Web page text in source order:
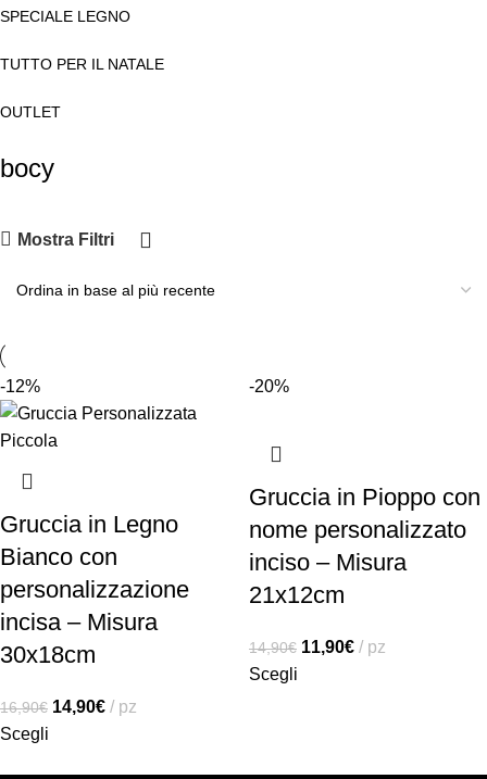
SPECIALE LEGNO
TUTTO PER IL NATALE
OUTLET
bocy
Mostra Filtri
-12%
Gruccia in Legno
Bianco con
personalizzazione
incisa – Misura
30x18cm
16,90€ 14,90€
pz
Scegli
-20%
Gruccia in Pioppo con
nome personalizzato
inciso – Misura
21x12cm
14,90€ 11,90€
pz
Scegli